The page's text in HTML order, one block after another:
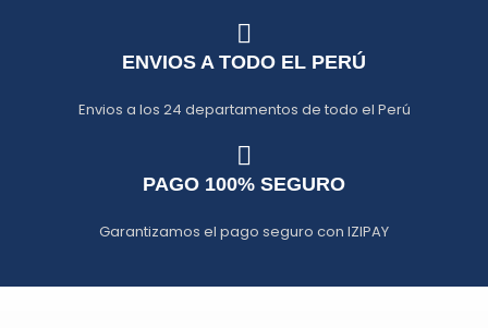
ENVIOS A TODO EL PERÚ
Envios a los 24 departamentos de todo el Perú
PAGO 100% SEGURO
Garantizamos el pago seguro con IZIPAY